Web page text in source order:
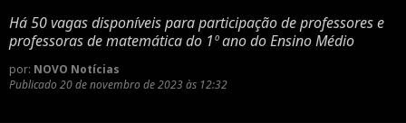
Há 50 vagas disponíveis para participação de professores e
professoras de matemática do 1º ano do Ensino Médio
por: NOVO Notícias
Publicado 20 de novembro de 2023 às 12:32